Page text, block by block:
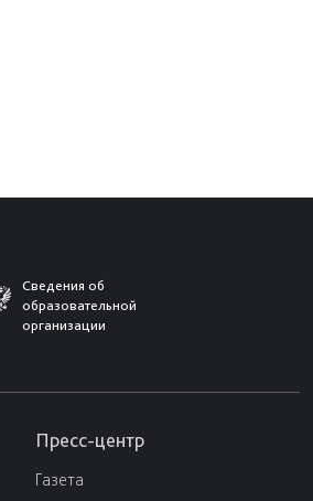
Сведения об
образовательной
организации
Пресс-центр
Газета